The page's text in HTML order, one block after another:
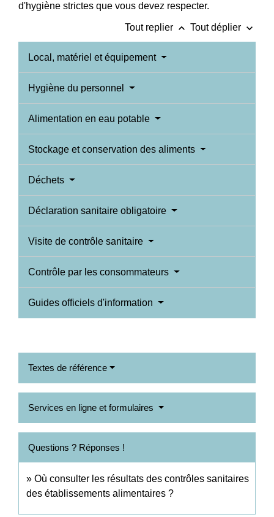
d'hygiène strictes que vous devez respecter.
Tout replier keyboard_arrow_up Tout déplier keyboard_arrow_down
Local, matériel et équipement
Hygiène du personnel
Alimentation en eau potable
Stockage et conservation des aliments
Déchets
Déclaration sanitaire obligatoire
Visite de contrôle sanitaire
Contrôle par les consommateurs
Guides officiels d'information
Textes de référence
Services en ligne et formulaires
Questions ? Réponses !
Où consulter les résultats des contrôles sanitaires
des établissements alimentaires ?